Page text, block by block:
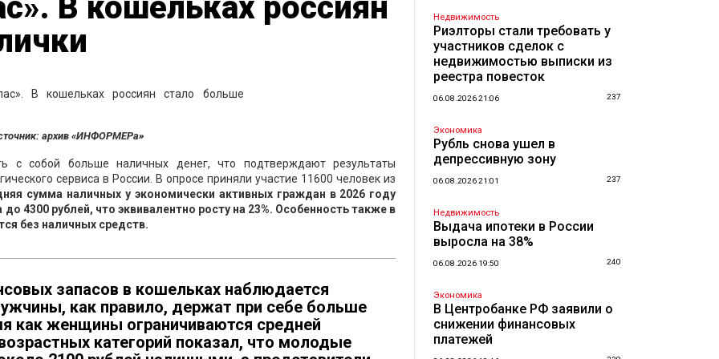
В кошельках россиян
архив «ИНФОРМЕРа»
с собой больше наличных денег, что подтверждают результаты
сервиса в России. В опросе приняли участие 11600 человек из
сумма наличных у экономически активных граждан в 2026 году
4300 рублей, что эквивалентно росту на 23%. Особенность также в
без наличных средств.
запасов в кошельках наблюдается
как правило, держат при себе больше
как женщины ограничиваются средней
категорий показал, что молодые
Недвижимость
Риэлторы стали требовать у
участников сделок с
недвижимостью выписки из
реестра повесток
06.08.2026 21:06 237
Экономика
Рубль снова ушел в
депрессивную зону
06.08.2026 21:01 237
Недвижимость
Выдача ипотеки в России
выросла на 38%
06.08.2026 19:50 240
Экономика
В Центробанке РФ заявили о
снижении финансовых
платежей